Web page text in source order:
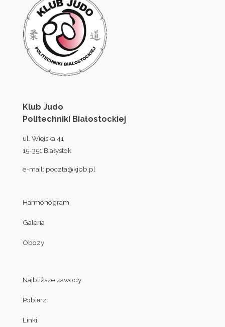
Klub Judo
Politechniki Białostockiej
ul. Wiejska 41
15-351 Białystok
e-mail: poczta@kjpb.pl
Harmonogram
Galeria
Obozy
Najbliższe zawody
Pobierz
Linki